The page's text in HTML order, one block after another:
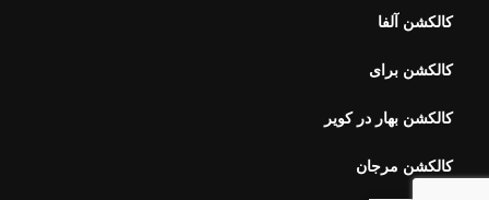
کالکشن برای
کالکشن بهار در کویر
کالکشن مرجان